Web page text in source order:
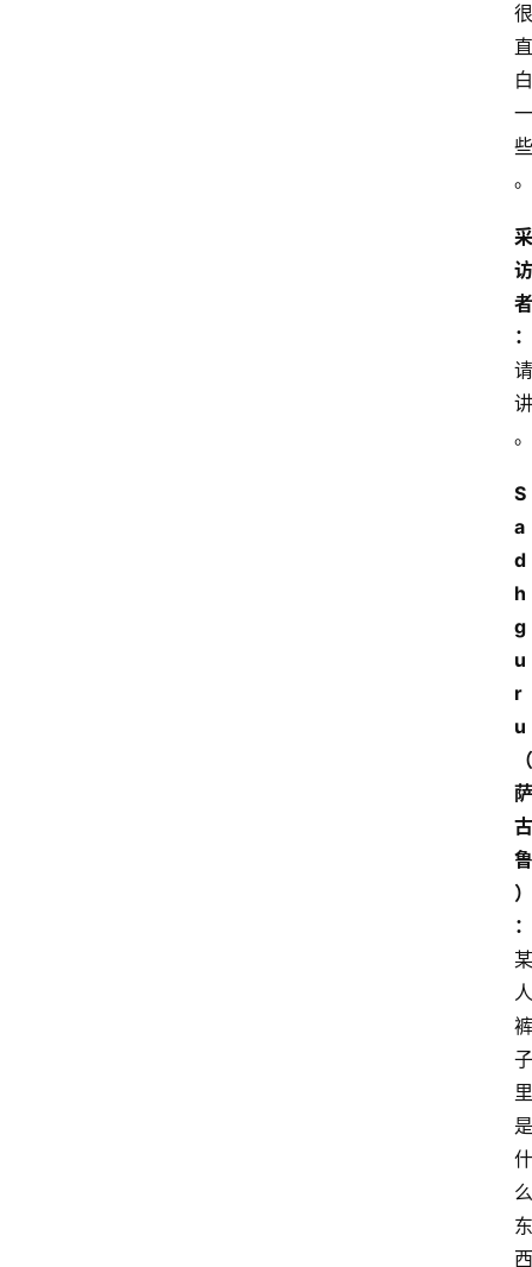
很
直
白
一
些
。
采
访
者
：
请
讲
。
S
a
d
h
g
u
r
u
（
萨
古
鲁
）
：
某
人
裤
子
里
是
什
么
东
西